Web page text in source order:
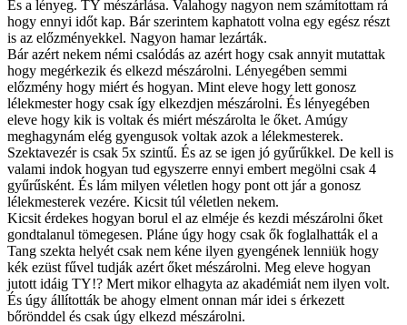
És a lényeg. TY mészárlása. Valahogy nagyon nem számítottam rá
hogy ennyi időt kap. Bár szerintem kaphatott volna egy egész részt
is az előzményekkel. Nagyon hamar lezárták.
Bár azért nekem némi csalódás az azért hogy csak annyit mutattak
hogy megérkezik és elkezd mészárolni. Lényegében semmi
előzmény hogy miért és hogyan. Mint eleve hogy lett gonosz
lélekmester hogy csak így elkezdjen mészárolni. És lényegében
eleve hogy kik is voltak és miért mészárolta le őket. Amúgy
meghagynám elég gyengusok voltak azok a lélekmesterek.
Szektavezér is csak 5x szintű. És az se igen jó gyűrűkkel. De kell is
valami indok hogyan tud egyszerre ennyi embert megölni csak 4
gyűrűsként. És lám milyen véletlen hogy pont ott jár a gonosz
lélekmesterek vezére. Kicsit túl véletlen nekem.
Kicsit érdekes hogyan borul el az elméje és kezdi mészárolni őket
gondtalanul tömegesen. Pláne úgy hogy csak ők foglalhatták el a
Tang szekta helyét csak nem kéne ilyen gyengének lenniük hogy
kék ezüst fűvel tudják azért őket mészárolni. Meg eleve hogyan
jutott idáig TY!? Mert mikor elhagyta az akadémiát nem ilyen volt.
És úgy állították be ahogy elment onnan már idei s érkezett
bőrönddel és csak úgy elkezd mészárolni.